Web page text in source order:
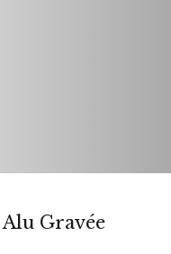
Gravée